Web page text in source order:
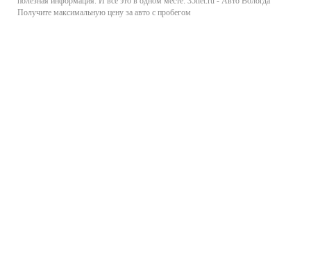
Получите максимальную цену за авто с пробегом